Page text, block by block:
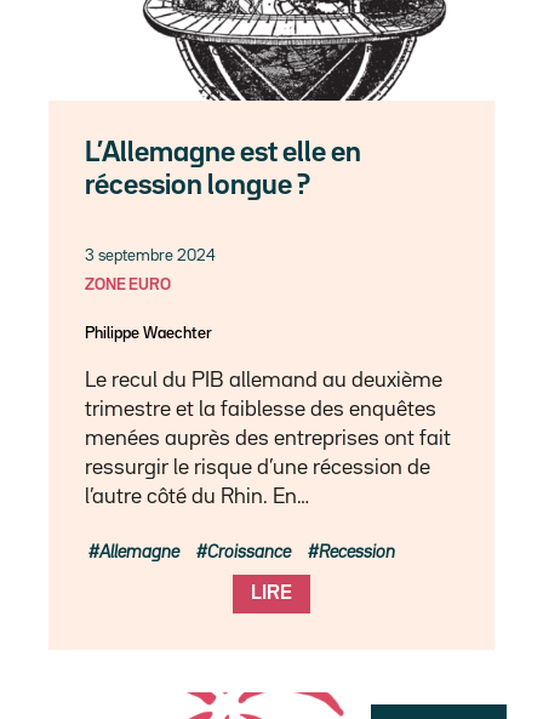
L’Allemagne est elle en
récession longue ?
3 septembre 2024
ZONE EURO
Philippe Waechter
Le recul du PIB allemand au deuxième
trimestre et la faiblesse des enquêtes
menées auprès des entreprises ont fait
ressurgir le risque d’une récession de
l’autre côté du Rhin. En…
LIRE
Allemagne Croissance Recession